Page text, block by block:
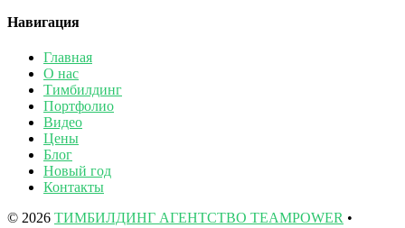
Навигация
Главная
О нас
Тимбилдинг
Портфолио
Видео
Цены
Блог
Новый год
Контакты
© 2026 ТИМБИЛДИНГ АГЕНТСТВО TEAMPOWER •